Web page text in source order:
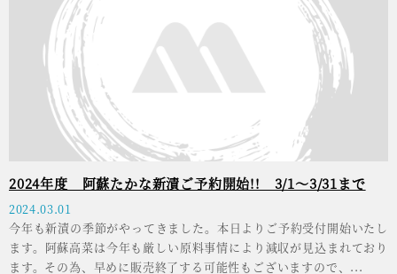
2024年度 阿蘇たかな新漬ご予約開始!! 3/1～3/31まで
2024.03.01
今年も新漬の季節がやってきました。本日よりご予約受付開始いたし
ます。阿蘇高菜は今年も厳しい原料事情により減収が見込まれており
ます。その為、早めに販売終了する可能性もございますので、...